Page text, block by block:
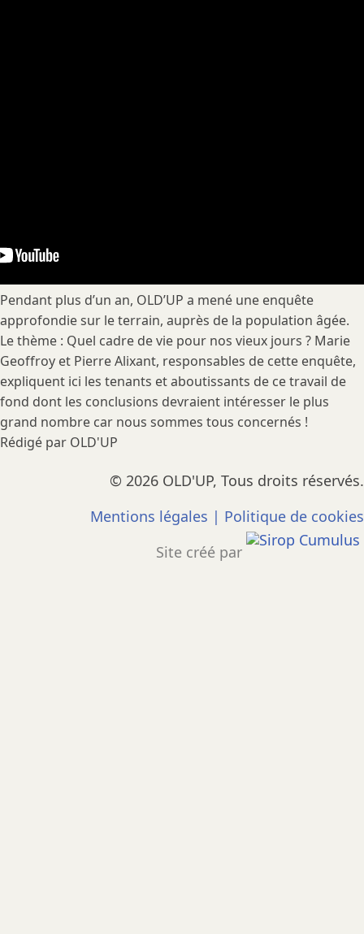
Pendant plus d’un an, OLD’UP a mené une enquête
approfondie sur le terrain, auprès de la population âgée.
Le thème : Quel cadre de vie pour nos vieux jours ? Marie
Geoffroy et Pierre Alixant, responsables de cette enquête,
expliquent ici les tenants et aboutissants de ce travail de
fond dont les conclusions devraient intéresser le plus
grand nombre car nous sommes tous concernés !
Rédigé par OLD'UP
© 2026 OLD'UP, Tous droits réservés.
Mentions légales | Politique de cookies
Site créé par